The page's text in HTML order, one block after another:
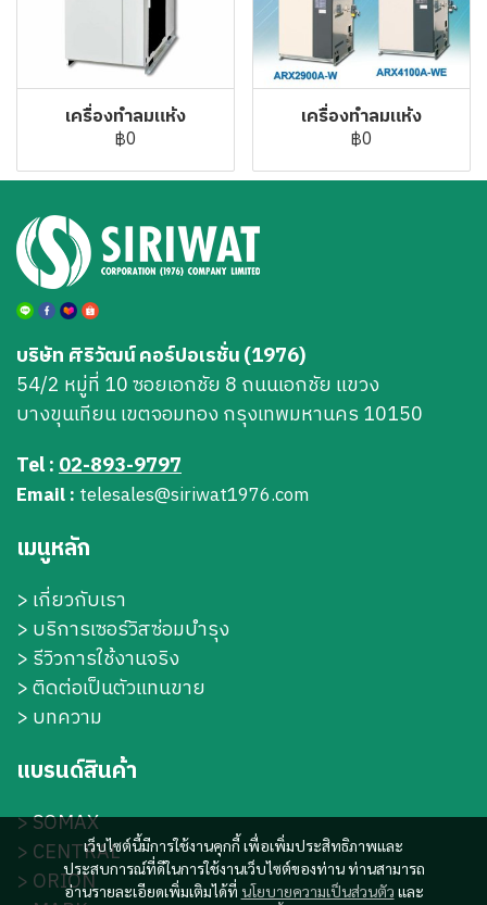
เครื่องทำลมแห้ง
฿0
เครื่องทำลมแห้ง
฿0
เว็บไซต์นี้มีการใช้งานคุกกี้ เพื่อเพิ่มประสิทธิภาพและ
ประสบการณ์ที่ดีในการใช้งานเว็บไซต์ของท่าน ท่านสามารถ
อ่านรายละเอียดเพิ่มเติมได้ที่ นโยบายความเป็นส่วนตัว และ
บริษัท ศิริวัฒน์ คอร์ปอเรชั่น (1976)
54/2 หมู่ที่ 10 ซอยเอกชัย 8 ถนนเอกชัย แขวง
บางขุนเทียน เขตจอมทอง กรุงเทพมหานคร 10150
Tel :02-893-9797
Email : telesales@siriwat1976.com
เมนูหลัก
> เกี่ยวกับเรา
> บริการเซอร์วิสซ่อมบำรุง
> รีวิวการใช้งานจริง
> ติดต่อเป็นตัวแทนขาย
> บทความ
แบรนด์สินค้า
>SOMAX
> CENTRAL
> ORION